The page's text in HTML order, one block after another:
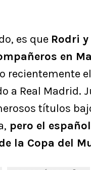
es que Rodri
en
recientemente
a Real Madrid.
títulos
pero el
la Copa del